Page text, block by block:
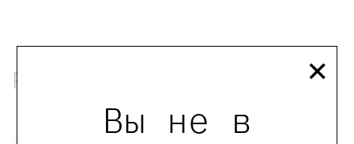
Вы не в
×
Рекомендованные книги
Хит